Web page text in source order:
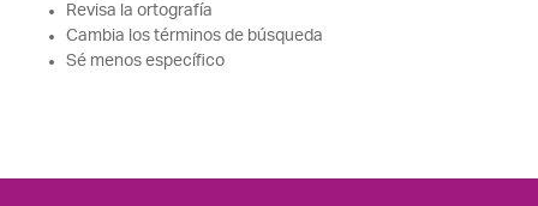
Revisa la ortografía
Cambia los términos de búsqueda
Sé menos específico